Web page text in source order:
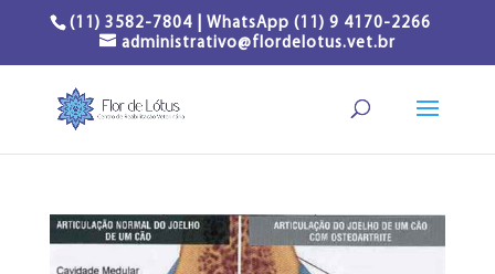
(11) 3582-7804 | WhatsApp (11) 9 4170-2266
administrativo@flordelotus.vet.br